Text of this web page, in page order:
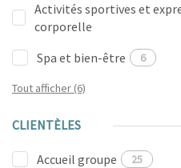
Activités sportives et
corporelle
Spa et bien-être 6
Tout afficher (6)
CLIENTÈLES
Accueil groupe 25